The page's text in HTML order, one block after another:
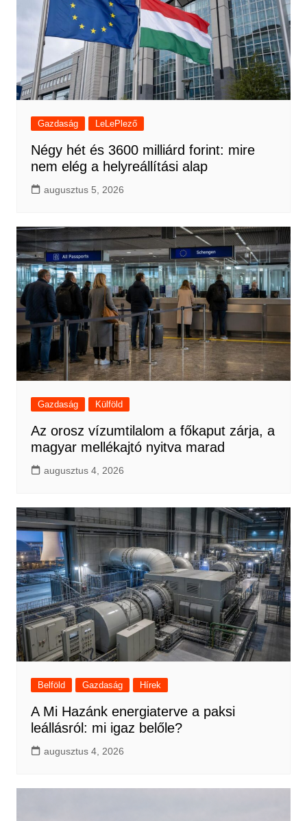
Gazdaság LeLePlező
Négy hét és 3600 milliárd forint: mire
nem elég a helyreállítási alap
augusztus 5, 2026
Gazdaság Külföld
Az orosz vízumtilalom a főkaput zárja, a
magyar mellékajtó nyitva marad
augusztus 4, 2026
Belföld Gazdaság Hírek
A Mi Hazánk energiaterve a paksi
leállásról: mi igaz belőle?
augusztus 4, 2026